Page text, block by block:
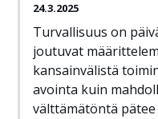
24.3.2025
Turvallisuus on
joutuvat
kansainvälistä
avointa kuin
välttämätöntä